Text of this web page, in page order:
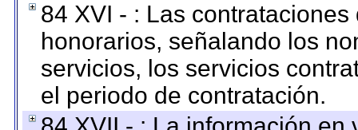
84 XVI - : Las
honorarios, señalando los
servicios, los servicios
el periodo de contratación.